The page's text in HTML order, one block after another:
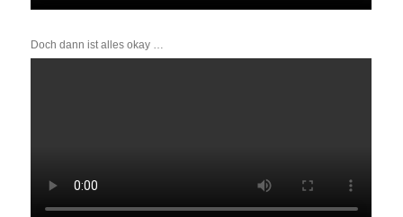
Doch dann ist alles okay …